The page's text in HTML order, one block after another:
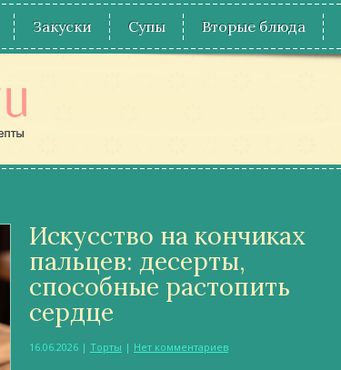
Закуски Супы Вторые блюда
Искусство на кончиках
пальцев: десерты,
способные растопить
сердце
16.06.2026 | Торты | Нет комментариев